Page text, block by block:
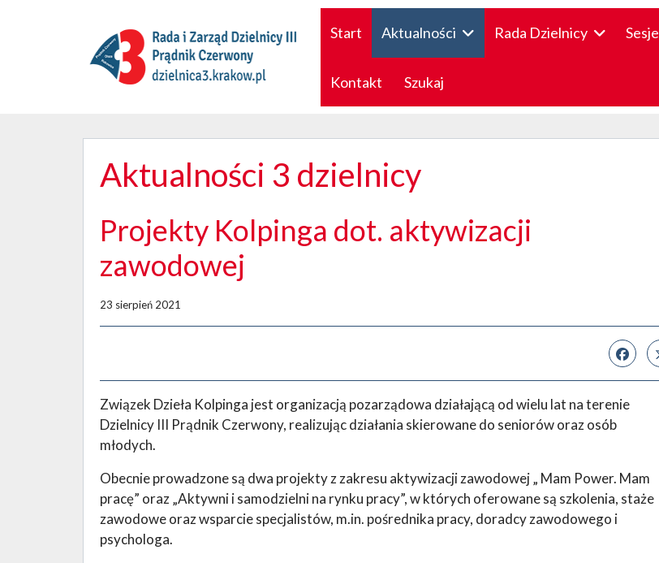
Start Aktualności Rada Dzielnicy Sesje
Kontakt Szukaj
Aktualności 3 dzielnicy
Projekty Kolpinga dot. aktywizacji
zawodowej
23 sierpień 2021
Związek Dzieła Kolpinga jest organizacją pozarządowa działającą od wielu lat na terenie
Dzielnicy III Prądnik Czerwony, realizując działania skierowane do seniorów oraz osób
młodych.
Obecnie prowadzone są dwa projekty z zakresu aktywizacji zawodowej „ Mam Power. Mam
pracę” oraz „Aktywni i samodzielni na rynku pracy”, w których oferowane są szkolenia, staże
zawodowe oraz wsparcie specjalistów, m.in. pośrednika pracy, doradcy zawodowego i
psychologa.